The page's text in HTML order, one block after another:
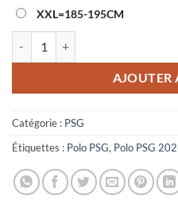
XXL=185-195CM
quantité de Polo PSG 2026/2027
AJOUTER
Catégorie : PSG
Étiquettes : Polo PSG, Polo PSG